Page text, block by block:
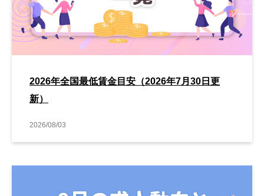
2026年全国最低賃金目安（2026年7月30日更
新）
2026/08/03